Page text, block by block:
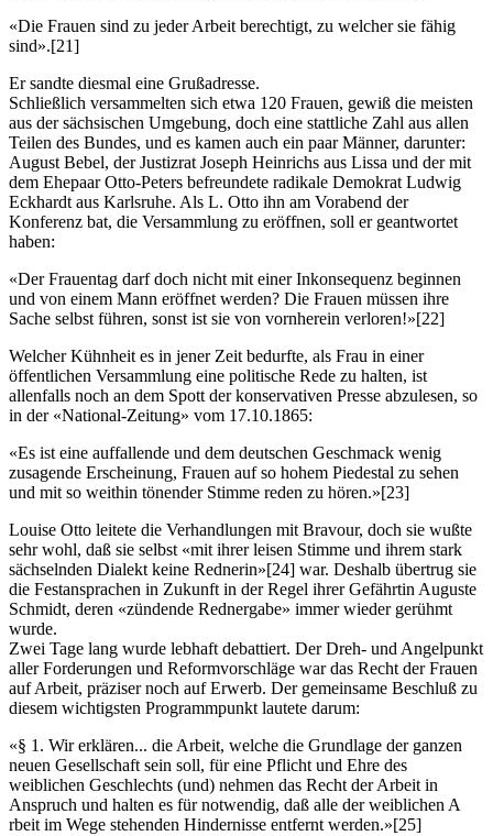
«Die Frauen sind zu jeder Arbeit berechtigt, zu welcher sie fähig
sind».[21]
Er sandte diesmal eine Grußadresse.
Schließlich versammelten sich etwa 120 Frauen, gewiß die meisten
aus der sächsischen Umgebung, doch eine stattliche Zahl aus allen
Teilen des Bundes, und es kamen auch ein paar Männer, darunter:
August Bebel, der Justizrat Joseph Heinrichs aus Lissa und der mit
dem Ehepaar Otto-Peters befreundete radikale Demokrat Ludwig
Eckhardt aus Karlsruhe. Als L. Otto ihn am Vorabend der
Konferenz bat, die Versammlung zu eröffnen, soll er geantwortet
haben:
«Der Frauentag darf doch nicht mit einer Inkonsequenz beginnen
und von einem Mann eröffnet werden? Die Frauen müssen ihre
Sache selbst führen, sonst ist sie von vornherein verloren!»[22]
Welcher Kühnheit es in jener Zeit bedurfte, als Frau in einer
öffentlichen Versammlung eine politische Rede zu halten, ist
allenfalls noch an dem Spott der konservativen Presse abzulesen, so
in der «National-Zeitung» vom 17.10.1865:
«Es ist eine auffallende und dem deutschen Geschmack wenig
zusagende Erscheinung, Frauen auf so hohem Piedestal zu sehen
und mit so weithin tönender Stimme reden zu hören.»[23]
Louise Otto leitete die Verhandlungen mit Bravour, doch sie wußte
sehr wohl, daß sie selbst «mit ihrer leisen Stimme und ihrem stark
sächselnden Dialekt keine Rednerin»[24] war. Deshalb übertrug sie
die Festansprachen in Zukunft in der Regel ihrer Gefährtin Auguste
Schmidt, deren «zündende Rednergabe» immer wieder gerühmt
wurde.
Zwei Tage lang wurde lebhaft debattiert. Der Dreh- und Angelpunkt
aller Forderungen und Reformvorschläge war das Recht der Frauen
auf Arbeit, präziser noch auf Erwerb. Der gemeinsame Beschluß zu
diesem wichtigsten Programmpunkt lautete darum:
«§ 1. Wir erklären... die Arbeit, welche die Grundlage der ganzen
neuen Gesellschaft sein soll, für eine Pflicht und Ehre des
weiblichen Geschlechts (und) nehmen das Recht der Arbeit in
Anspruch und halten es für notwendig, daß alle der weiblichen A
rbeit im Wege stehenden Hindernisse entfernt werden.»[25]